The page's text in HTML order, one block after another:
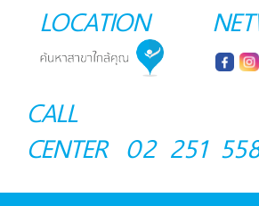
LOCATION
CALL
CENTER 02 251